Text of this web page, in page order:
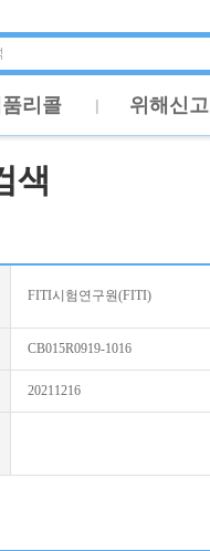
리콜 위해신고
색
FITI시험연구원(FITI)
CB015R0919-1016
20211216